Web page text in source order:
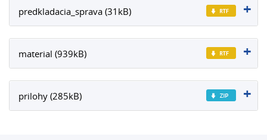
predkladacia_sprava (31kB)
material (939kB)
prilohy (285kB)